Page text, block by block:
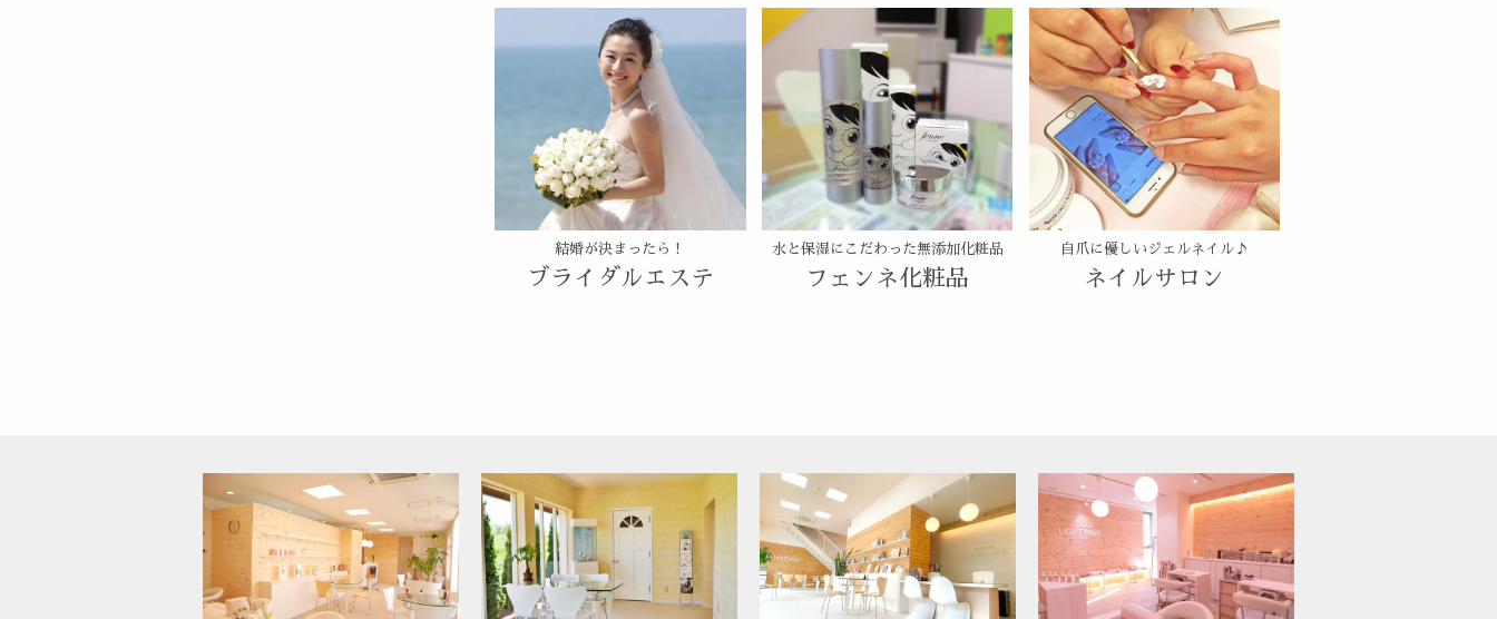
結婚が決まったら！
ブライダルエステ
水と保湿にこだわった無添加化粧品
フェンネ化粧品
自爪に優しいジェルネイル♪
ネイルサロン